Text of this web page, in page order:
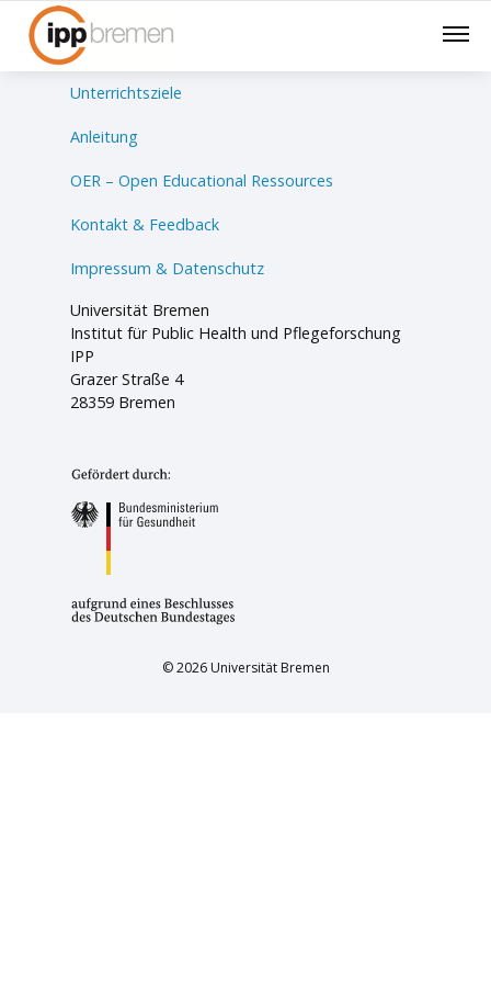
Lernsituationen
Unterrichtsziele
Anleitung
OER – Open Educational Ressources
Kontakt & Feedback
Impressum & Datenschutz
Universität Bremen
Institut für Public Health und Pflegeforschung
IPP
Grazer Straße 4
28359 Bremen
© 2026 Universität Bremen